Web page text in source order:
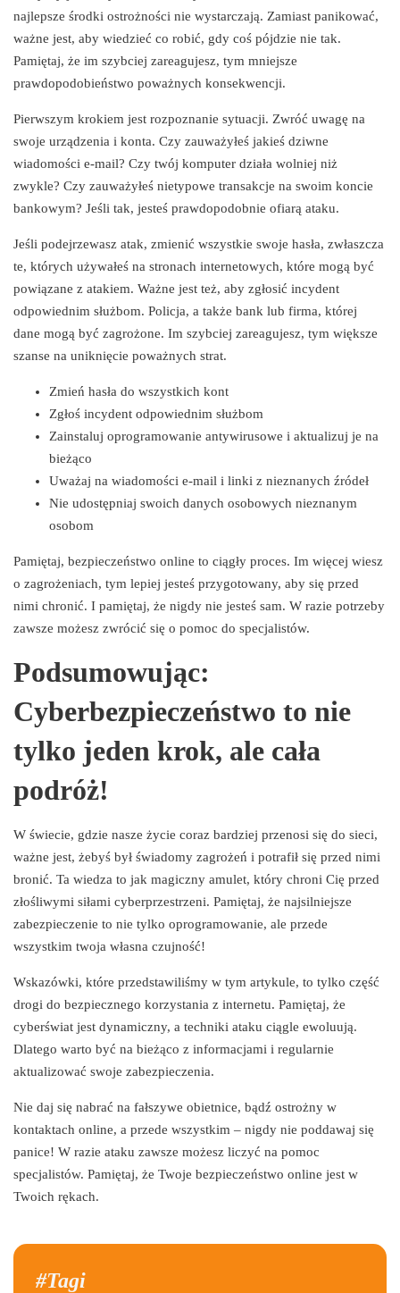
najlepsze środki ostrożności nie wystarczają. Zamiast panikować,
ważne jest, aby wiedzieć co robić, gdy coś pójdzie nie tak.
Pamiętaj, że im szybciej zareagujesz, tym mniejsze
prawdopodobieństwo poważnych konsekwencji.
Pierwszym krokiem jest rozpoznanie sytuacji. Zwróć uwagę na
swoje urządzenia i konta. Czy zauważyłeś jakieś dziwne
wiadomości e-mail? Czy twój komputer działa wolniej niż
zwykle? Czy zauważyłeś nietypowe transakcje na swoim koncie
bankowym? Jeśli tak, jesteś prawdopodobnie ofiarą ataku.
Jeśli podejrzewasz atak, zmienić wszystkie swoje hasła, zwłaszcza
te, których używałeś na stronach internetowych, które mogą być
powiązane z atakiem. Ważne jest też, aby zgłosić incydent
odpowiednim służbom. Policja, a także bank lub firma, której
dane mogą być zagrożone. Im szybciej zareagujesz, tym większe
szanse na uniknięcie poważnych strat.
Zmień hasła do wszystkich kont
Zgłoś incydent odpowiednim służbom
Zainstaluj oprogramowanie antywirusowe i aktualizuj je na
bieżąco
Uważaj na wiadomości e-mail i linki z nieznanych źródeł
Nie udostępniaj swoich danych osobowych nieznanym
osobom
Pamiętaj, bezpieczeństwo online to ciągły proces. Im więcej wiesz
o zagrożeniach, tym lepiej jesteś przygotowany, aby się przed
nimi chronić. I pamiętaj, że nigdy nie jesteś sam. W razie potrzeby
zawsze możesz zwrócić się o pomoc do specjalistów.
Podsumowując:
Cyberbezpieczeństwo to nie
tylko jeden krok, ale cała
podróż!
W świecie, gdzie nasze życie coraz bardziej przenosi się do sieci,
ważne jest, żebyś był świadomy zagrożeń i potrafił się przed nimi
bronić. Ta wiedza to jak magiczny amulet, który chroni Cię przed
złośliwymi siłami cyberprzestrzeni. Pamiętaj, że najsilniejsze
zabezpieczenie to nie tylko oprogramowanie, ale przede
wszystkim twoja własna czujność!
Wskazówki, które przedstawiliśmy w tym artykule, to tylko część
drogi do bezpiecznego korzystania z internetu. Pamiętaj, że
cyberświat jest dynamiczny, a techniki ataku ciągle ewoluują.
Dlatego warto być na bieżąco z informacjami i regularnie
aktualizować swoje zabezpieczenia.
Nie daj się nabrać na fałszywe obietnice, bądź ostrożny w
kontaktach online, a przede wszystkim – nigdy nie poddawaj się
panice! W razie ataku zawsze możesz liczyć na pomoc
specjalistów. Pamiętaj, że Twoje bezpieczeństwo online jest w
Twoich rękach.
#Tagi